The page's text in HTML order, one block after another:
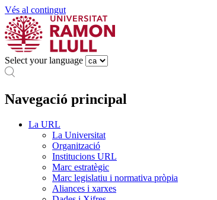
Vés al contingut
Select your language
Navegació principal
La URL
La Universitat
Organització
Institucions URL
Marc estratègic
Marc legislatiu i normativa pròpia
Aliances i xarxes